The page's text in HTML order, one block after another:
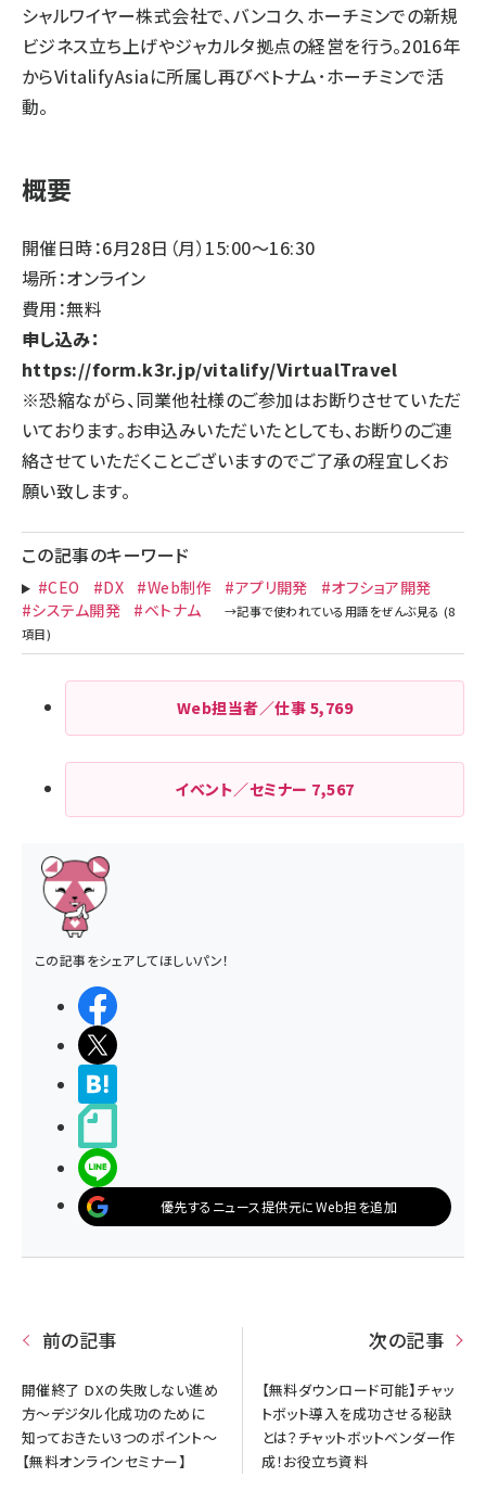
シャルワイヤー株式会社で、バンコク、ホーチミンでの新規
ビジネス立ち上げやジャカルタ拠点の経営を行う。2016年
からVitalifyAsiaに所属し再びベトナム･ホーチミンで活
動。
概要
開催日時：6月28日（月）15:00～16:30
場所：オンライン
費用：無料
申し込み：
https://form.k3r.jp/vitalify/VirtualTravel
※恐縮ながら、同業他社様のご参加はお断りさせていただ
いております。お申込みいただいたとしても、お断りのご連
絡させていただくことございますのでご了承の程宜しくお
願い致します。
この記事のキーワード
#CEO #DX #Web制作 #アプリ開発
#オフショア開発
#システム開発
#ベトナム
Web担当者／仕事 5,769
イベント／セミナー 7,567
この記事をシェアしてほしいパン！
優先するニュース提供元にWeb担を追加
前の記事
開催終了 DXの失敗しない進め
方～デジタル化成功のために
知っておきたい3つのポイント～
【無料オンラインセミナー】
次の記事
【無料ダウンロード可能】チャッ
トボット導入を成功させる秘訣
とは？チャットボットベンダー作
成！お役立ち資料